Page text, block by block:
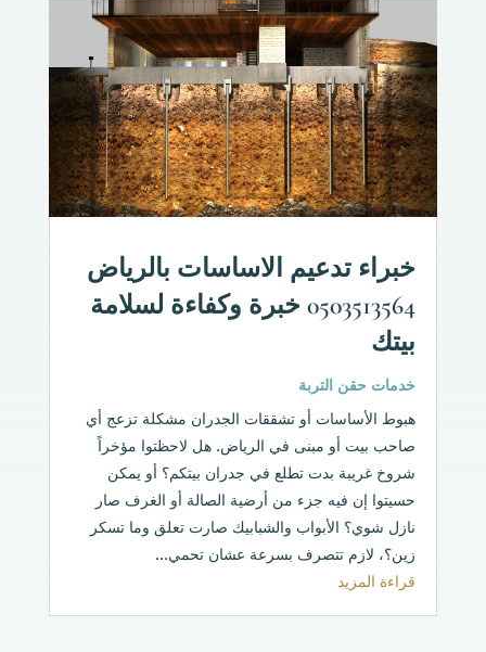
خبراء تدعيم الاساسات بالرياض
0503513564 خبرة وكفاءة لسلامة
بيتك
خدمات حقن التربة
هبوط الأساسات أو تشققات الجدران مشكلة تزعج أي
صاحب بيت أو مبنى في الرياض. هل لاحظتوا مؤخراً
شروخ غريبة بدت تطلع في جدران بيتكم؟ أو يمكن
حسيتوا إن فيه جزء من أرضية الصالة أو الغرف صار
نازل شوي؟ الأبواب والشبابيك صارت تعلق وما تسكر
زين؟، لازم تتصرف بسرعة عشان تحمي...
قراءة المزيد